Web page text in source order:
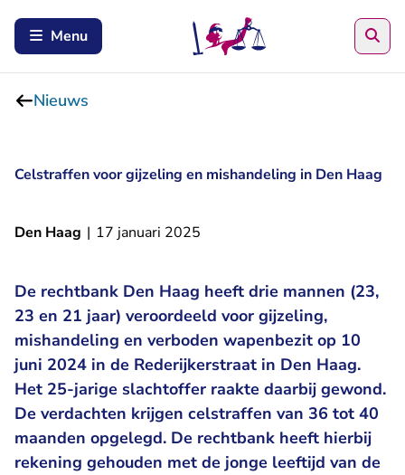
Menu
Nieuws
Celstraffen voor gijzeling en mishandeling in Den Haag
Den Haag | 17 januari 2025
De rechtbank Den Haag heeft drie mannen (23,
23 en 21 jaar) veroordeeld voor gijzeling,
mishandeling en verboden wapenbezit op 10
juni 2024 in de Rederijkerstraat in Den Haag.
Het 25-jarige slachtoffer raakte daarbij gewond.
De verdachten krijgen celstraffen van 36 tot 40
maanden opgelegd. De rechtbank heeft hierbij
rekening gehouden met de jonge leeftijd van de